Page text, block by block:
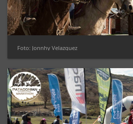
Foto: Jonnhy Velazquez